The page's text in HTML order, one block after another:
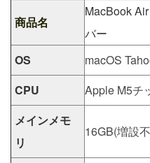
商品名
MacBook
バー
OS
macOS
CPU
Apple M5チ
メインメモ
リ
16GB(増設